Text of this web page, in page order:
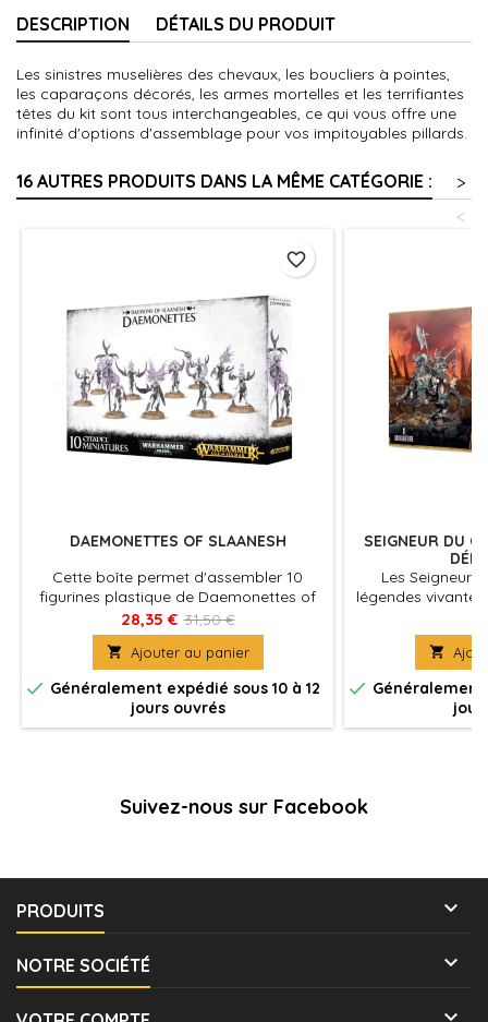
DESCRIPTION DÉTAILS DU PRODUIT
Les sinistres muselières des chevaux, les boucliers à pointes,
les caparaçons décorés, les armes mortelles et les terrifiantes
têtes du kit sont tous interchangeables, ce qui vous offre une
infinité d'options d'assemblage pour vos impitoyables pillards.
16 AUTRES PRODUITS DANS LA MÊME CATÉGORIE :
>
<
DAEMONETTES OF SLAANESH
Cette boîte permet d'assembler 10
figurines plastique de Daemonettes of
Slaanesh. Ce kit finement détaillé
contient une pléthore d'options et
d'accessoires vous permettant
d'assembler vos démonettes de
nombreuses façons.
28,35 € 31,50 €
 Ajouter au panier
 Généralement expédié sous 10 à 12
jours ouvrés
favorite_border
SEIGNEUR DU
Les
légendes
de

 Généralement
Suivez-nous sur Facebook
PRODUITS 
NOTRE SOCIÉTÉ 